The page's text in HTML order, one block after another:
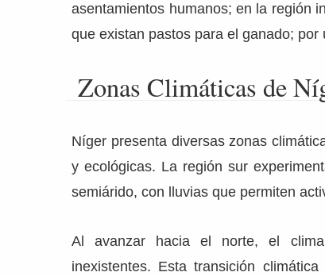
asentamientos humanos; en la región
que existan pastos para el ganado;
Zonas Climáticas de
Níger presenta diversas zonas
y ecológicas. La región sur
semiárido, con lluvias que permiten
Al avanzar hacia el norte, el
inexistentes. Esta transición